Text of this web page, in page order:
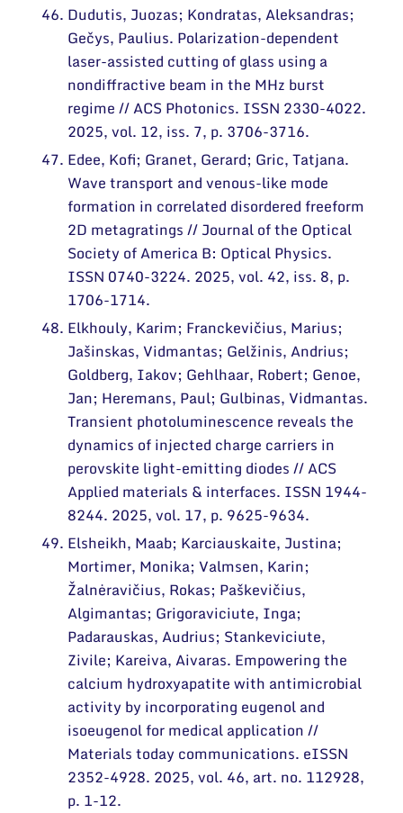
Dudutis, Juozas; Kondratas, Aleksandras;
Gečys, Paulius. Polarization-dependent
laser-assisted cutting of glass using a
nondiffractive beam in the MHz burst
regime // ACS Photonics. ISSN 2330-4022.
2025, vol. 12, iss. 7, p. 3706-3716.
Edee, Kofi; Granet, Gerard; Gric, Tatjana.
Wave transport and venous-like mode
formation in correlated disordered freeform
2D metagratings // Journal of the Optical
Society of America B: Optical Physics.
ISSN 0740-3224. 2025, vol. 42, iss. 8, p.
1706-1714.
Elkhouly, Karim; Franckevičius, Marius;
Jašinskas, Vidmantas; Gelžinis, Andrius;
Goldberg, Iakov; Gehlhaar, Robert; Genoe,
Jan; Heremans, Paul; Gulbinas, Vidmantas.
Transient photoluminescence reveals the
dynamics of injected charge carriers in
perovskite light-emitting diodes // ACS
Applied materials & interfaces. ISSN 1944-
8244. 2025, vol. 17, p. 9625-9634.
Elsheikh, Maab; Karciauskaite, Justina;
Mortimer, Monika; Valmsen, Karin;
Žalnėravičius, Rokas; Paškevičius,
Algimantas; Grigoraviciute, Inga;
Padarauskas, Audrius; Stankeviciute,
Zivile; Kareiva, Aivaras. Empowering the
calcium hydroxyapatite with antimicrobial
activity by incorporating eugenol and
isoeugenol for medical application //
Materials today communications. eISSN
2352-4928. 2025, vol. 46, art. no. 112928,
p. 1-12.